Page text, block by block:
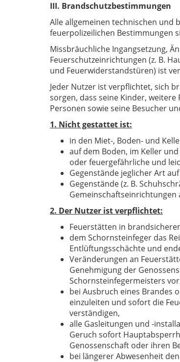
III. Brandschutzbestimmungen
Alle allgemeinen technischen und
feuerpolizeilichen Bestimmungen
Missbräuchliche Ingangsetzung,
Feuerschutzeinrichtungen (z. B.
und Feuerwiderstandstüren) ist
Jeder Nutzer ist verpflichtet, sich
sorgen, dass seine Kinder,
Personen sowie seine Besucher
1. Nicht gestattet ist:
in den Miet-, Boden- und
auf dem Boden, im Keller
oder feuergefährliche und
Gegenstände jeglicher Art
Gegenstände (z. B.
Gemeinschaftseinrichtungen
2. Der Nutzer ist verpflichtet:
Feuerstätten in
dem Schornsteinfeger das
Entlüftungsschächte und
Veränderungen an
Genehmigung der
Schornsteinfegermeisters
bei Ausbruch eines Brandes
einzuleiten und sofort die
verständigen,
alle Gasleitungen und -
Geruch sofort
Genossenschaft oder ihren
bei längerer Abwesenheit